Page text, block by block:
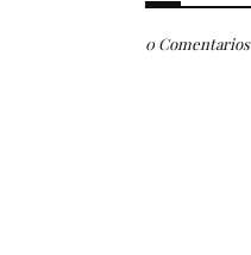
0 Comentarios